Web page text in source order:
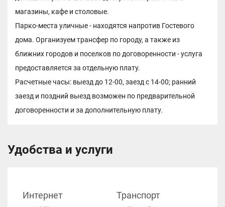
магазины, кафе и столовые.
Парко-места уличные - находятся напротив Гостевого
дома. Организуем трансфер по городу, а также из
ближних городов и поселков по договоренности - услуга
предоставляется за отдельную плату.
Расчетные часы: выезд до 12-00, заезд с 14-00; ранний
заезд и поздний выезд возможен по предварительной
договоренности и за дополнительную плату.
Удобства и услуги
Интернет Транспорт